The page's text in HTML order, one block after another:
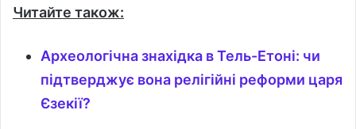
Читайте також:
Археологічна знахідка в Тель-Етоні: чи
підтверджує вона релігійні реформи царя
Єзекії?